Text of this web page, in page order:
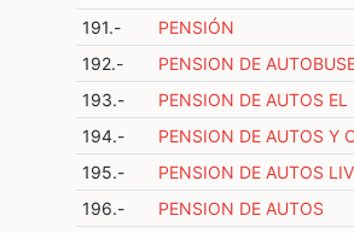
191.-
PENSIÓN
192.-
PENSION DE
193.-
PENSION DE AUTOS EL
194.-
PENSION DE AUTOS Y
195.-
PENSION DE AUTOS
196.-
PENSION DE AUTOS